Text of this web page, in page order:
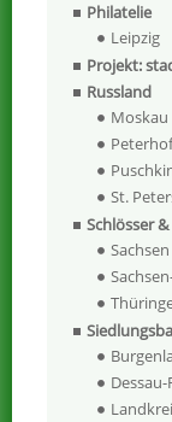
Philatelie
Leipzig
Projekt:
Russland
Moskau
Peterhof
St.
Schlösser
Sachsen